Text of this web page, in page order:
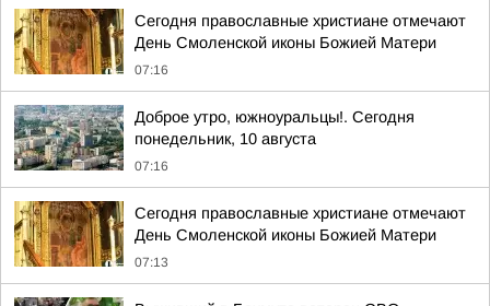
Сегодня православные христиане отмечают
День Смоленской иконы Божией Матери
07:16
Доброе утро, южноуральцы!. Сегодня
понедельник, 10 августа
07:16
Сегодня православные христиане отмечают
День Смоленской иконы Божией Матери
07:13